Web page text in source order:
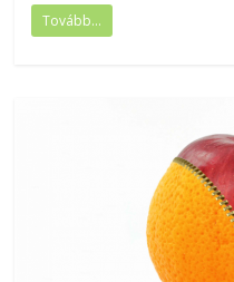
Tovább...